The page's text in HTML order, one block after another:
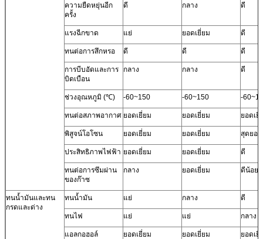
ความยืดหยุ่นอีก
ครั้ง
ดี กลาง ดี
แรงฉีกขาด แย่ ยอดเยี่ยม ดี
ทนต่อการสึกหรอ ดี ดี ดี
การบีบอัดและการ
บิดเบือน
กลาง กลาง ดี
ช่วงอุณหภูมิ (℃) -60~150 -60~150 -
ทนต่อสภาพอากาศ ยอดเยี่ยม ยอดเยี่ยม ยอดเยี่
พิสูจน์โอโซน ยอดเยี่ยม ยอดเยี่ยม สุดยอ
ประสิทธิภาพไฟฟ้า ยอดเยี่ยม ยอดเยี่ยม ดี
ทนต่อการซึมผ่าน
ของก๊าซ
กลาง ยอดเยี่ยม ดีน้อยล
ทนน้ำมันและทน
กรดและด่าง
ทนน้ำมัน แย่ กลาง ดี
ทนไฟ แย่ แย่ กลาง
แอลกอฮอล์ ยอดเยี่ยม ยอดเยี่ยม ยอดเยี่